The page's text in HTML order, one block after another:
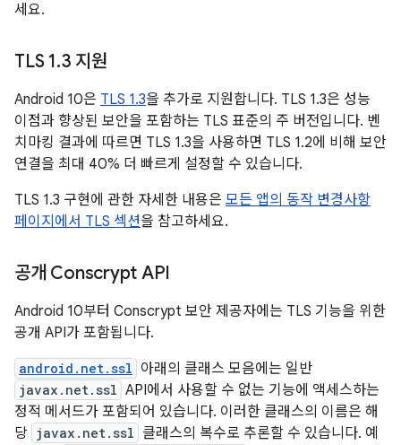
세요.
TLS 1.3 지원
Android 10은 TLS 1.3을 추가로 지원합니다. TLS 1.3은 성능
이점과 향상된 보안을 포함하는 TLS 표준의 주 버전입니다. 벤
치마킹 결과에 따르면 TLS 1.3을 사용하면 TLS 1.2에 비해 보안
연결을 최대 40% 더 빠르게 설정할 수 있습니다.
TLS 1.3 구현에 관한 자세한 내용은 모든 앱의 동작 변경사항
페이지에서 TLS 섹션을 참고하세요.
공개 Conscrypt API
Android 10부터 Conscrypt 보안 제공자에는 TLS 기능을 위한
공개 API가 포함됩니다.
android.net.ssl 아래의 클래스 모음에는 일반
javax.net.ssl API에서 사용할 수 없는 기능에 액세스하는
정적 메서드가 포함되어 있습니다. 이러한 클래스의 이름은 해
당 javax.net.ssl 클래스의 복수로 추론할 수 있습니다. 예